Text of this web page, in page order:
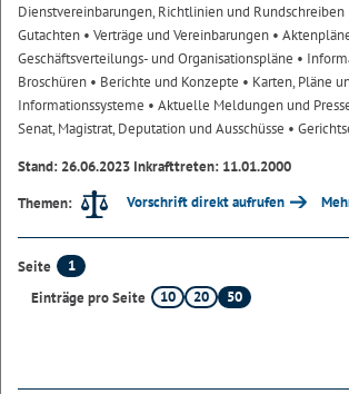
Dienstvereinbarungen, Richtlinien und Rundschreiben
Gutachten • Verträge und Vereinbarungen •
Geschäftsverteilungs- und Organisationspläne •
Broschüren • Berichte und Konzepte • Karten, Pläne
Informationssysteme • Aktuelle Meldungen und
Senat, Magistrat, Deputation und Ausschüsse •
Stand: 26.06.2023 Inkrafttreten: 11.01.2000
Themen:
Vorschrift direkt aufrufen
Seite
1
Einträge pro Seite
10 20 50